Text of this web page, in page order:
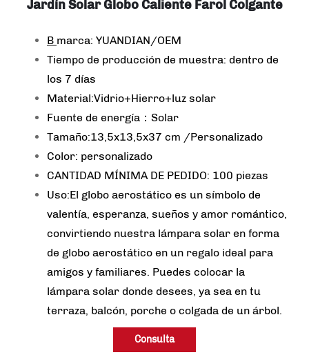
Jardín Solar Globo Caliente Farol Colgante
B marca: YUANDIAN/OEM
Tiempo de producción de muestra: dentro de
los 7 días
Material:Vidrio+Hierro+luz solar
Fuente de energía：Solar
Tamaño:13,5x13,5x37 cm /Personalizado
Color: personalizado
CANTIDAD MÍNIMA DE PEDIDO: 100 piezas
Uso:El globo aerostático es un símbolo de
valentía, esperanza, sueños y amor romántico,
convirtiendo nuestra lámpara solar en forma
de globo aerostático en un regalo ideal para
amigos y familiares. Puedes colocar la
lámpara solar donde desees, ya sea en tu
terraza, balcón, porche o colgada de un árbol.
Consulta